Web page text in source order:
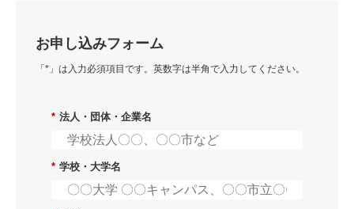
お申し込みフォーム
「*」は入力必須項目です。英数字は半角で入力してください。
* 法人・団体・企業名
* 学校・大学名